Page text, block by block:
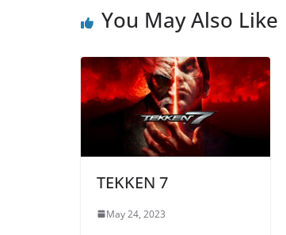
You May Also Like
TEKKEN 7
May 24, 2023